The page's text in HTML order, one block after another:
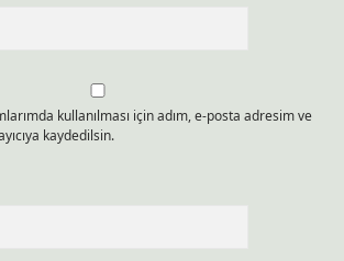
kullanılması için adım, e-posta adresim ve
kaydedilsin.